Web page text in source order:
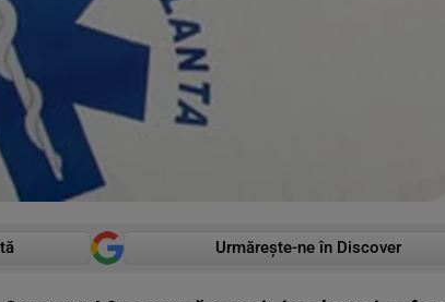
Urmărește-ne în Discover